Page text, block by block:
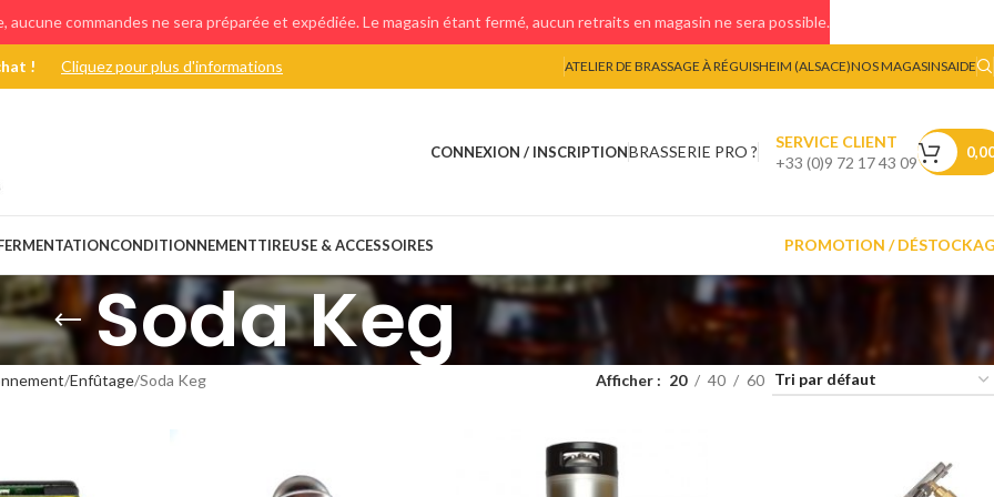
! Cliquez pour plus d'informations ATELIER DE BRASSAGE À RÉGUISHEIM (ALSACE)NOS MAGASINSAIDE
CONNEXION / INSCRIPTIONBRASSERIE PRO ?
SERVICE CLIENT
+33 (0)9 72 17 43 09
CONDITIONNEMENTTIREUSE & ACCESSOIRES PROMOTION /
Soda Keg
Enfûtage Soda Keg Afficher 20 40 60
aucune commandes ne sera préparée et expédiée. Le magasin étant fermé, aucun retraits en magasin ne sera possible.